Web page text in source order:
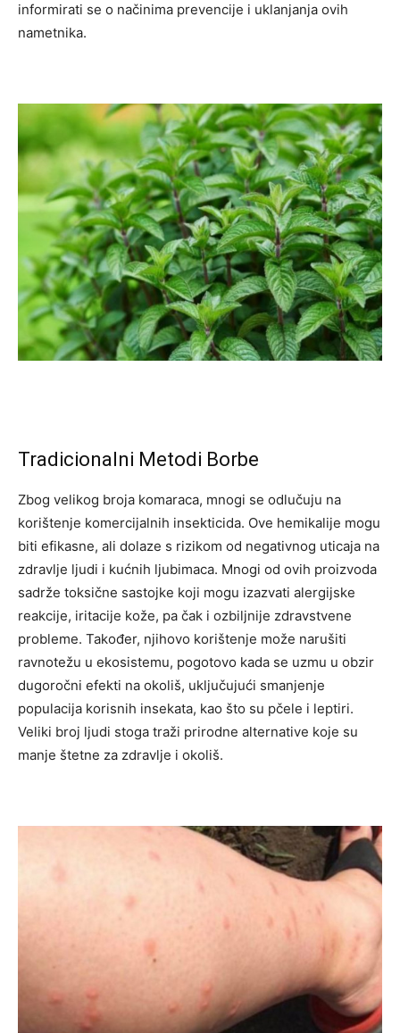
informirati se o načinima prevencije i uklanjanja ovih
nametnika.
Tradicionalni Metodi Borbe
Zbog velikog broja komaraca, mnogi se odlučuju na
korištenje komercijalnih insekticida. Ove hemikalije mogu
biti efikasne, ali dolaze s rizikom od negativnog uticaja na
zdravlje ljudi i kućnih ljubimaca. Mnogi od ovih proizvoda
sadrže toksične sastojke koji mogu izazvati alergijske
reakcije, iritacije kože, pa čak i ozbiljnije zdravstvene
probleme. Također, njihovo korištenje može narušiti
ravnotežu u ekosistemu, pogotovo kada se uzmu u obzir
dugoročni efekti na okoliš, uključujući smanjenje
populacija korisnih insekata, kao što su pčele i leptiri.
Veliki broj ljudi stoga traži prirodne alternative koje su
manje štetne za zdravlje i okoliš.